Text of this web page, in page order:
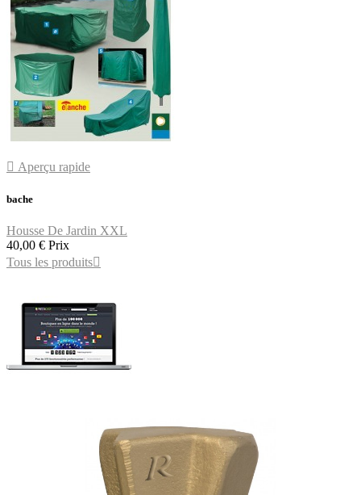
 Aperçu rapide
bache
Housse De Jardin XXL
40,00 € Prix
Tous les produits